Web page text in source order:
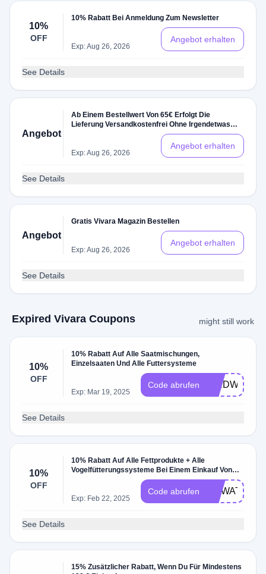
10%
OFF
10% Rabatt Bei Anmeldung Zum Newsletter
Exp: Aug 26, 2026
Angebot erhalten
See Details
Angebot
Ab Einem Bestellwert Von 65€ Erfolgt Die
Lieferung Versandkostenfrei Ohne Irgendetwas
Exp: Aug 26, 2026
Angebot erhalten
See Details
Angebot
Gratis Vivara Magazin Bestellen
Exp: Aug 26, 2026
Angebot erhalten
See Details
Expired Vivara Coupons might still work
10%
OFF
10% Rabatt Auf Alle Saatmischungen,
Einzelsaaten Und Alle Futtersysteme
Exp: Mar 19, 2025
Code abrufen BIRDWATCH
See Details
10%
OFF
10% Rabatt Auf Alle Fettprodukte + Alle
Vogelfütterungssysteme Bei Einem Einkauf Von
Exp: Feb 22, 2025
Code abrufen RDWATCH10
See Details
15% Zusätzlicher Rabatt, Wenn Du Für Mindestens